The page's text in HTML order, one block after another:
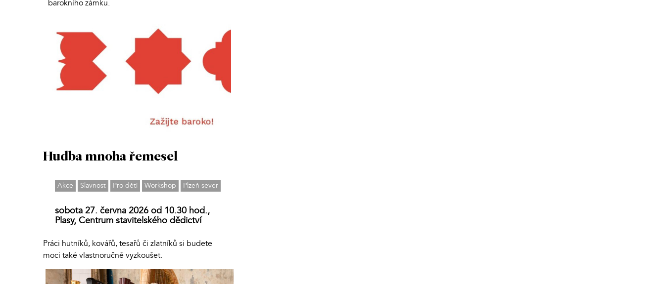
barokního zámku.
Hudba mnoha řemesel
Akce Slavnost Pro děti Workshop Plzeň sever
sobota 27. června 2026 od 10.30 hod.,
Plasy, Centrum stavitelského dědictví
Práci hutníků, kovářů, tesařů či zlatníků si budete
moci také vlastnoručně vyzkoušet.